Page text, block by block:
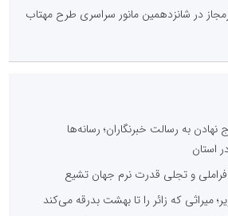
برق غیرمجاز در شانزدهمین مانور سراسری طرح مهتاب
نهادن به رسالت خبرنگاران؛ رسانه‌ها
استان
فراملی و تجلی قدرت نرم جهان تشیع
میراثی که زائر را تا بهشت بدرقه می‌کند